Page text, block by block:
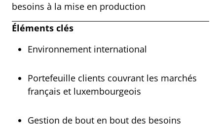
besoins à la mise en production
Éléments clés
Environnement international
Portefeuille clients couvrant les marchés
français et luxembourgeois
Gestion de bout en bout des besoins